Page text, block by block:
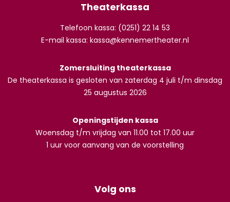
Theaterkassa
Telefoon kassa: (0251) 22 14 53
E-mail kassa: kassa@kennemertheater.nl
Zomersluiting theaterkassa
De theaterkassa is gesloten van zaterdag 4 juli t/m dinsdag
25 augustus 2026
Openingstijden kassa
Woensdag t/m vrijdag van 11.00 tot 17.00 uur
1 uur voor aanvang van de voorstelling
Volg ons